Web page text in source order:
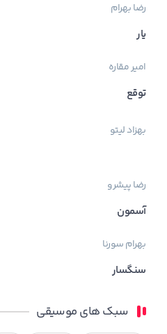
رضا بهرام
یار
امیر مقاره
توقع
بهزاد لیتو
رضا پیشرو
آسمون
بهرامسورنا
سنگسار
سبک های موسیقی